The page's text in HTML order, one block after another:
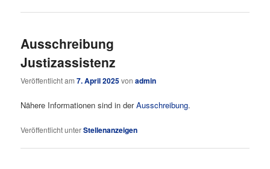
Ausschreibung
Justizassistenz
Veröffentlicht am7. April 2025vonadmin
Nähere Informationen sind in derAusschreibung.
Veröffentlicht unterStellenanzeigen